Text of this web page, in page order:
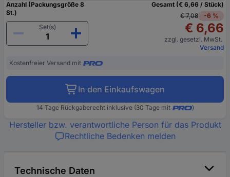
Anzahl (Packungsgröße 8
St.)
Set(s)
Gesamt (€ 6,66 / Stück)
€ 7,08
-6 %
€ 6,66
zzgl. gesetzl. MwSt.
Versand
Kostenfreier Versand mit
In den Einkaufswagen
14 Tage Rückgaberecht inklusive (30 Tage mit )
Hersteller bzw. verantwortliche Person für das Produkt
Rechtliche Bedenken melden
Technische Daten